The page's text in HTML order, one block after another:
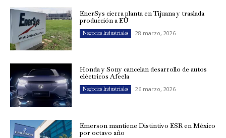
EnerSys cierra planta en Tijuana y traslada
producción a EU
Negocios Industriales 28 marzo, 2026
Honda y Sony cancelan desarrollo de autos
eléctricos Afeela
Negocios Industriales 26 marzo, 2026
Emerson mantiene Distintivo ESR en México
por octavo año